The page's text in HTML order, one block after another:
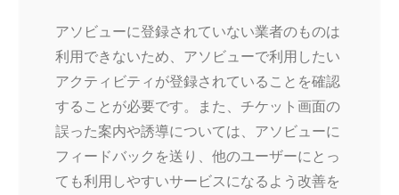
アソビューに登録されていない業者のものは
利用できないため、アソビューで利用したい
アクティビティが登録されていることを確認
することが必要です。また、チケット画面の
誤った案内や誘導については、アソビューに
フィードバックを送り、他のユーザーにとっ
ても利用しやすいサービスになるよう改善を